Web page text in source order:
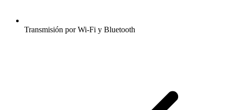
Transmisión por Wi-Fi y Bluetooth